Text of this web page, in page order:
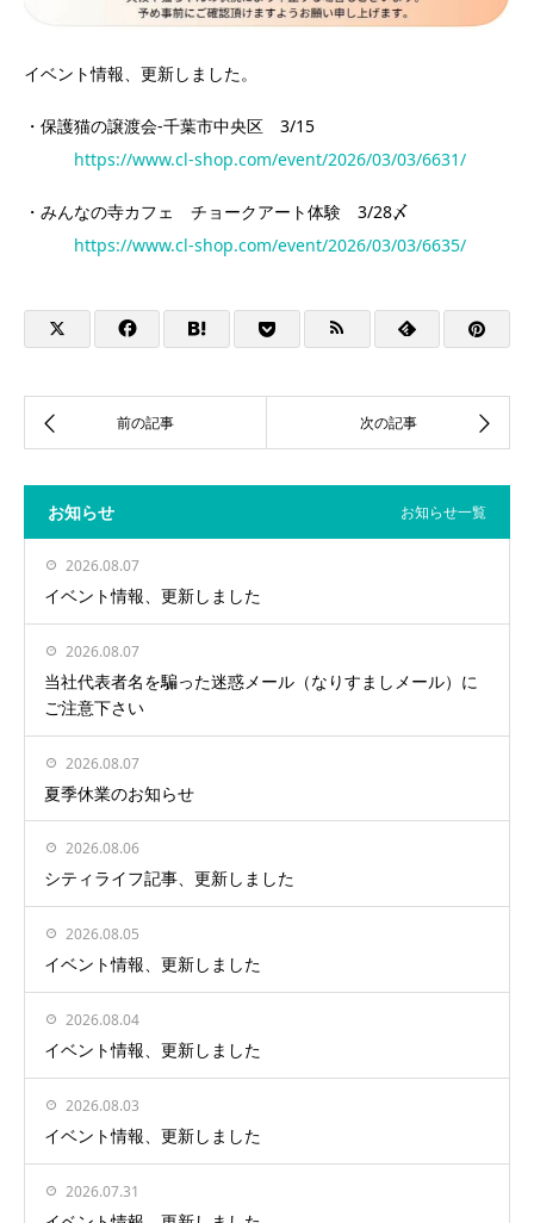
イベント情報、更新しました。
・保護猫の譲渡会-千葉市中央区 3/15
https://www.cl-shop.com/event/2026/03/03/6631/
・みんなの寺カフェ チョークアート体験 3/28〆
https://www.cl-shop.com/event/2026/03/03/6635/
お知らせ お知らせ一覧
2026.08.07
イベント情報、更新しました
2026.08.07
当社代表者名を騙った迷惑メール（なりすましメール）に
ご注意下さい
2026.08.07
夏季休業のお知らせ
2026.08.06
シティライフ記事、更新しました
2026.08.05
イベント情報、更新しました
2026.08.04
イベント情報、更新しました
2026.08.03
イベント情報、更新しました
2026.07.31